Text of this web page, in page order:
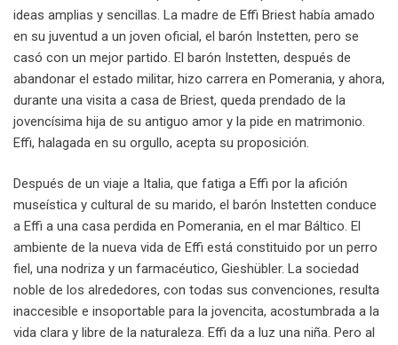
ideas amplias y sencillas. La madre de Effi Briest había amado
en su juventud a un joven oficial, el barón Instetten, pero se
casó con un mejor partido. El barón Instetten, después de
abandonar el estado militar, hizo carrera en Pomerania, y ahora,
durante una visita a casa de Briest, queda prendado de la
jovencísima hija de su antiguo amor y la pide en matrimonio.
Effi, halagada en su orgullo, acepta su proposición.
Después de un viaje a Italia, que fatiga a Effi por la afición
museística y cultural de su marido, el barón Instetten conduce
a Effi a una casa perdida en Pomerania, en el mar Báltico. El
ambiente de la nueva vida de Effi está constituido por un perro
fiel, una nodriza y un farmacéutico, Gieshübler. La sociedad
noble de los alrededores, con todas sus convenciones, resulta
inaccesible e insoportable para la jovencita, acostumbrada a la
vida clara y libre de la naturaleza. Effi da a luz una niña. Pero al